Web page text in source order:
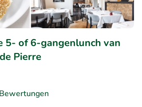
5- of 6-gangenlunch van
Pierre